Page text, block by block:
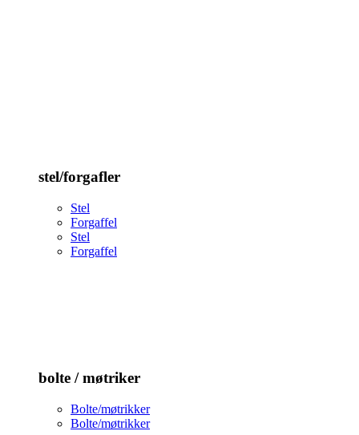
stel/forgafler
Stel
Forgaffel
Stel
Forgaffel
bolte / møtriker
Bolte/møtrikker
Bolte/møtrikker